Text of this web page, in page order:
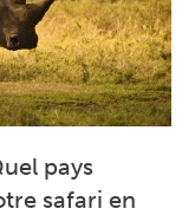
pays
safari en